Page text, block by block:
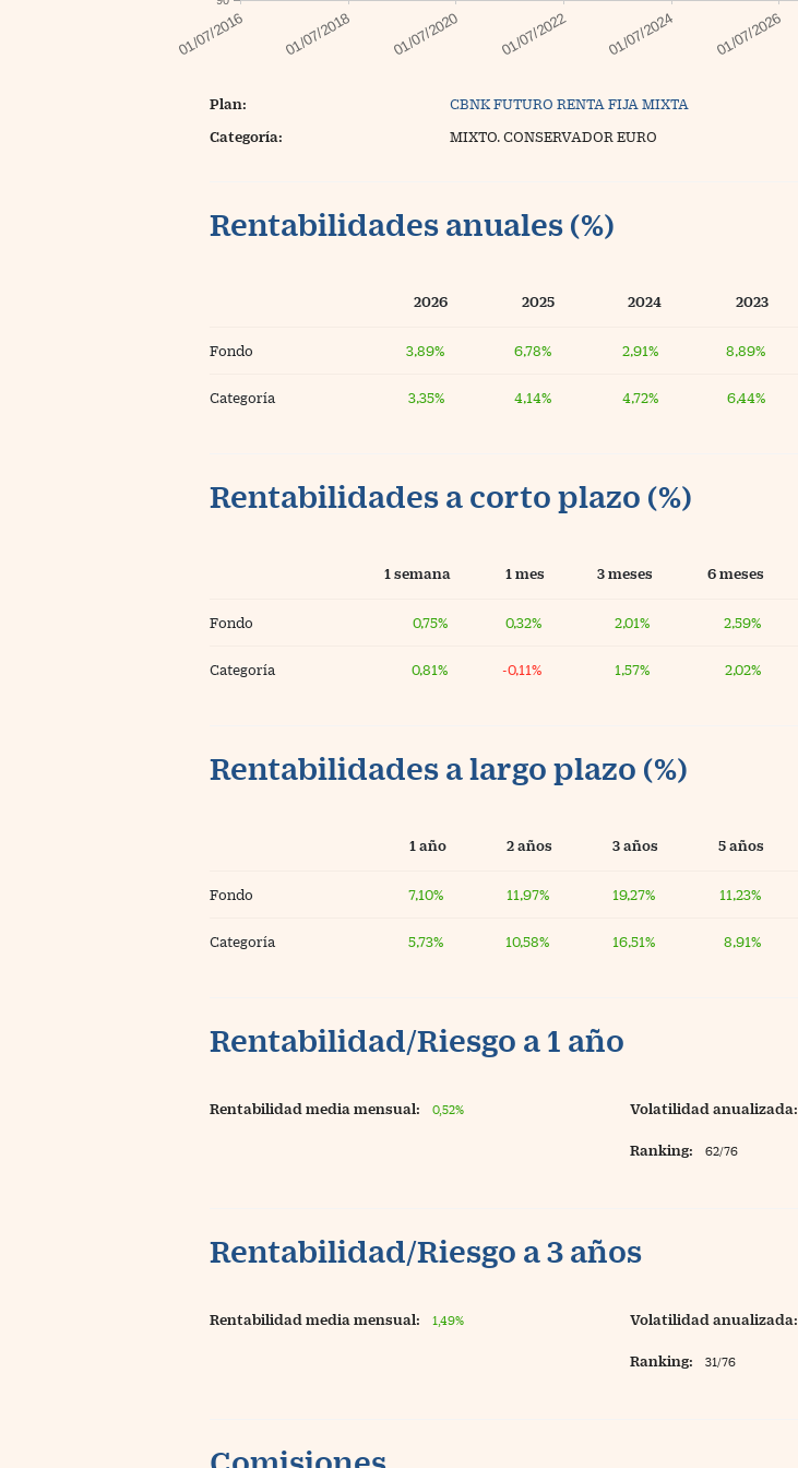
Plan: CBNK FUTURO RENTA FIJA MIXTA
Categoría: MIXTO. CONSERVADOR EURO
Rentabilidades anuales (%)
2026 2025 2024 2023
Fondo 3,89% 6,78% 2,91% 8,89%
Categoría 3,35% 4,14% 4,72% 6,44%
Rentabilidades a corto plazo (%)
1 semana 1 mes 3 meses 6 meses
Fondo 0,75% 0,32% 2,01% 2,59%
Categoría 0,81% -0,11% 1,57% 2,02%
Rentabilidades a largo plazo (%)
1 año 2 años 3 años 5 años
Fondo 7,10% 11,97% 19,27% 11,23%
Categoría 5,73% 10,58% 16,51% 8,91%
Rentabilidad/Riesgo a 1 año
Rentabilidad media mensual: 0,52% Volatilidad anualizada:
Ranking: 62/76
Rentabilidad/Riesgo a 3 años
Rentabilidad media mensual: 1,49% Volatilidad anualizada:
Ranking: 31/76